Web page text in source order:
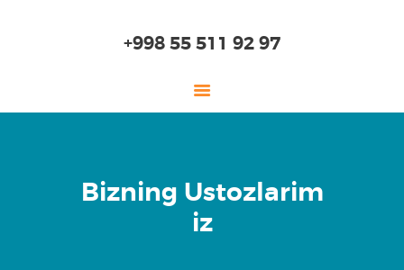
+998 55 511 92 97
Bizning Ustozlarim
iz
О НАС
ДЕТСКИЙ САД